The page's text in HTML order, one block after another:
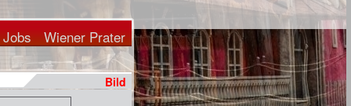
Wiener Prater
Jobs
Bild